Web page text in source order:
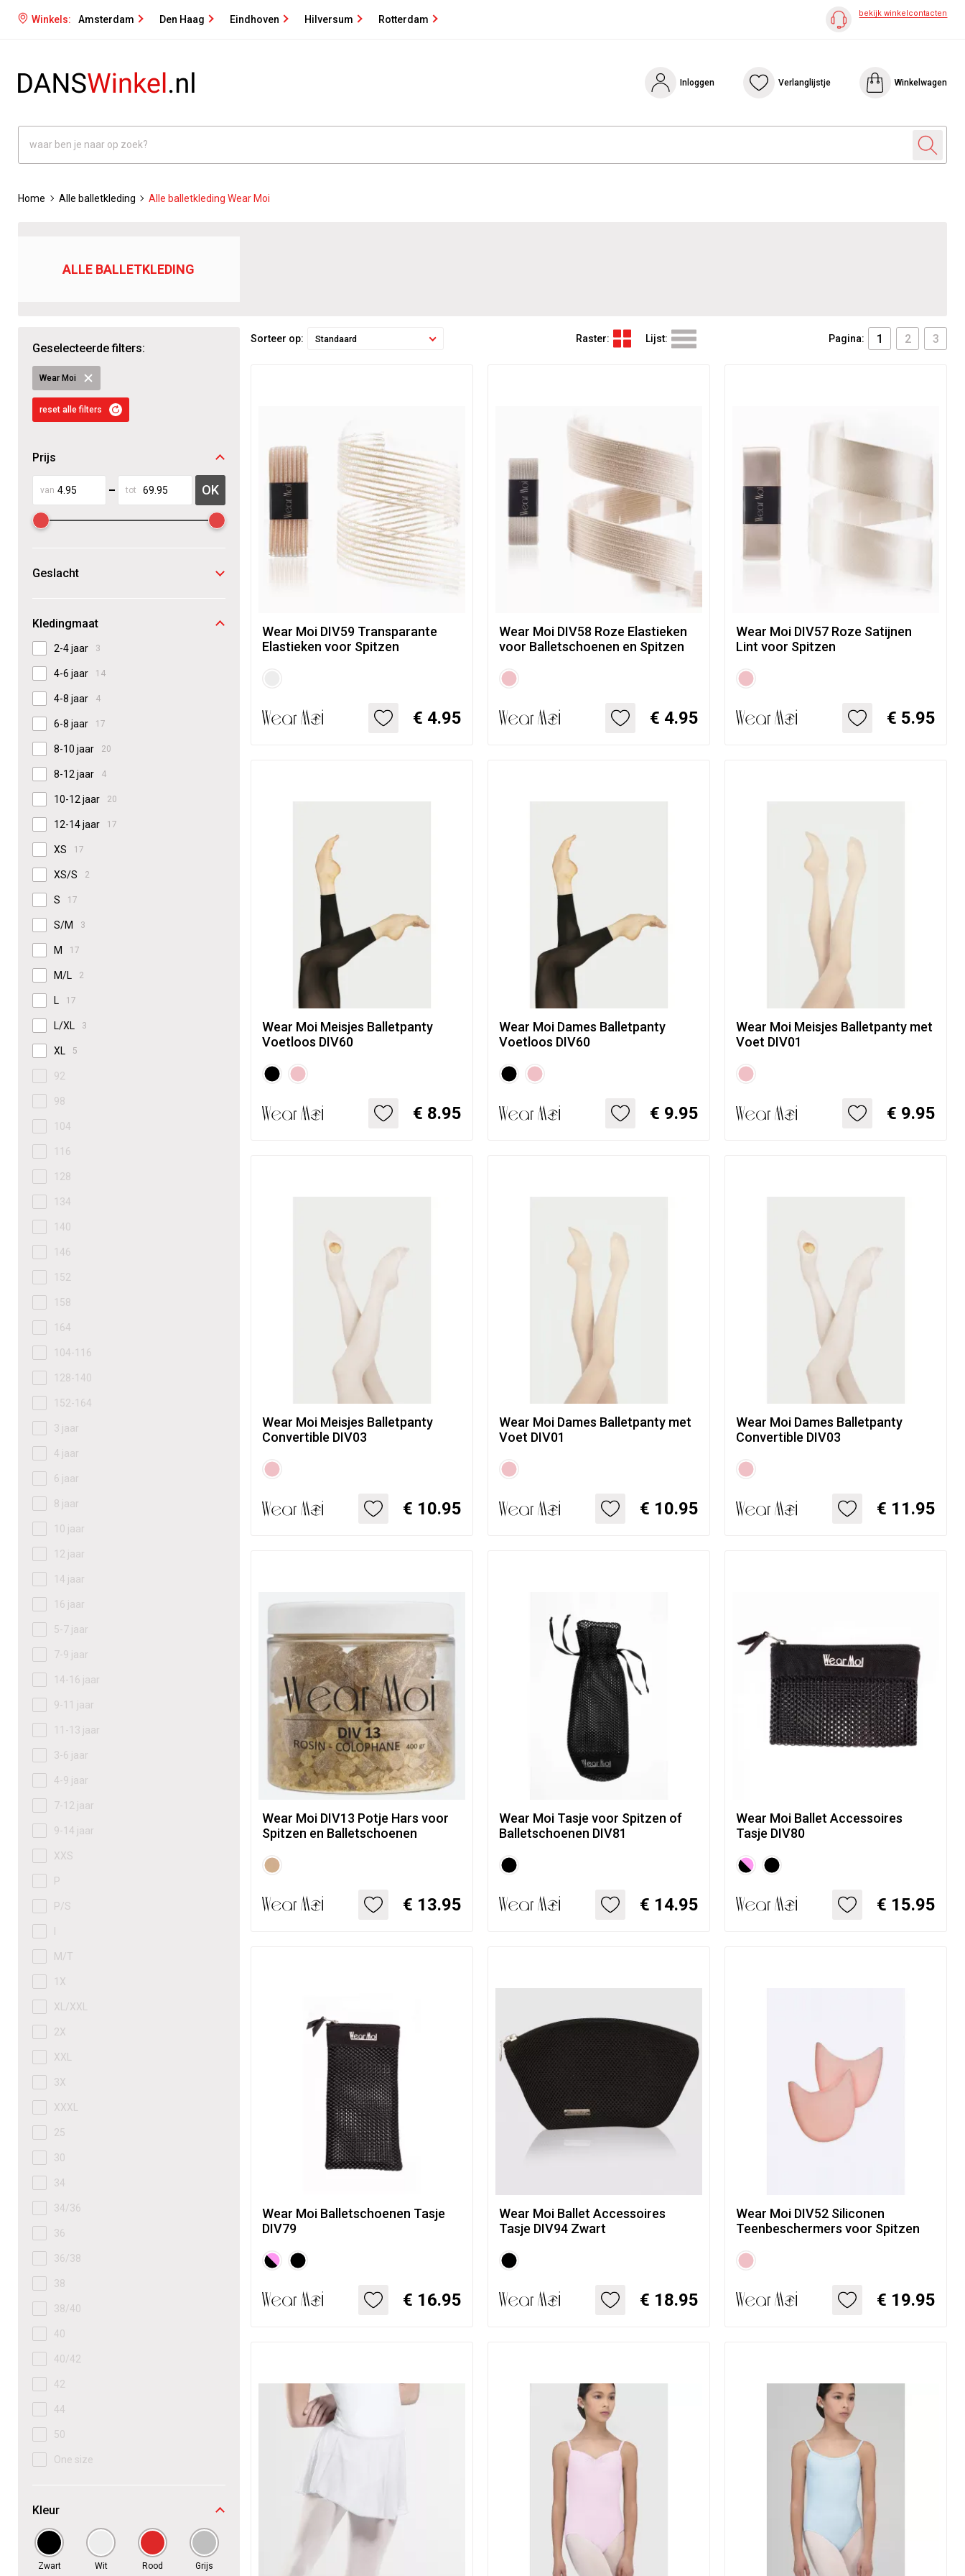
Winkels: Amsterdam Den Haag Eindhoven Hilversum Rotterdam
bekijk winkelcontacten
Inloggen Verlanglijstje Winkelwagen
Home Alle balletkleding Alle balletkleding Wear Moi
ALLE BALLETKLEDING
Geselecteerde filters:
Wear Moi
reset alle filters
Prijs
van tot OK
Geslacht
Kledingmaat
2-4 jaar 3
4-6 jaar 14
4-8 jaar 4
6-8 jaar 17
8-10 jaar 20
8-12 jaar 4
10-12 jaar 20
12-14 jaar 17
XS 17
XS/S 2
S 17
S/M 3
M 17
M/L 2
L 17
L/XL 3
XL 5
92
98
104
116
128
134
140
146
152
158
164
104-116
128-140
152-164
3 jaar
4 jaar
6 jaar
8 jaar
10 jaar
12 jaar
14 jaar
16 jaar
5-7 jaar
7-9 jaar
14-16 jaar
9-11 jaar
11-13 jaar
3-6 jaar
4-9 jaar
7-12 jaar
9-14 jaar
XXS
P
P/S
M/T
1X
XL/XXL
2X
XXL
3X
XXXL
25
30
34
34/36
36
36/38
38
38/40
40
40/42
42
44
50
One size
Kleur
Zwart Wit Rood Grijs
Sorteer op: Standaard Raster: Lijst: Pagina: 1 2 3
Wear Moi DIV59 Transparante
Elastieken voor Spitzen
€ 4.95
Wear Moi DIV58 Roze Elastieken
voor Balletschoenen en Spitzen
€ 4.95
Wear Moi DIV57 Roze Satijnen
Lint voor Spitzen
€ 5.95
Wear Moi Meisjes Balletpanty
Voetloos DIV60
€ 8.95
Wear Moi Dames Balletpanty
Voetloos DIV60
€ 9.95
Wear Moi Meisjes Balletpanty met
Voet DIV01
€ 9.95
Wear Moi Meisjes Balletpanty
Convertible DIV03
€ 10.95
Wear Moi Dames Balletpanty met
Voet DIV01
€ 10.95
Wear Moi Dames Balletpanty
Convertible DIV03
€ 11.95
Wear Moi DIV13 Potje Hars voor
Spitzen en Balletschoenen
€ 13.95
Wear Moi Tasje voor Spitzen of
Balletschoenen DIV81
€ 14.95
Wear Moi Ballet Accessoires
Tasje DIV80
€ 15.95
Wear Moi Balletschoenen Tasje
DIV79
€ 16.95
Wear Moi Ballet Accessoires
Tasje DIV94 Zwart
€ 18.95
Wear Moi DIV52 Siliconen
Teenbeschermers voor Spitzen
€ 19.95